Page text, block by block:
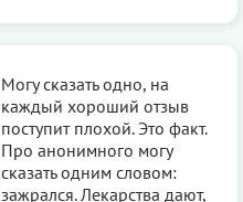
Могу сказать одно, на
каждый хороший отзыв
поступит плохой. Это факт.
Про анонимного могу
сказать одним словом:
зажрался. Лекарства дают,